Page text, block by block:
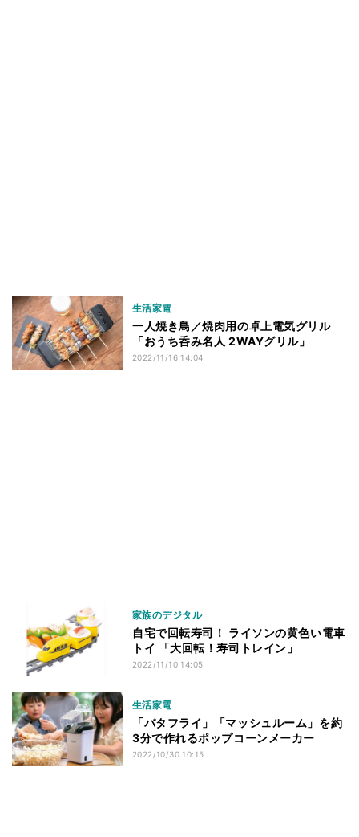
生活家電
一人焼き鳥／焼肉用の卓上電気グリル
「おうち呑み名人 2WAYグリル」
2022/11/16 14:04
家族のデジタル
自宅で回転寿司！ ライソンの黄色い電車
トイ 「大回転！寿司トレイン」
2022/11/10 14:05
生活家電
「バタフライ」「マッシュルーム」を約
3分で作れるポップコーンメーカー
2022/10/30 10:15